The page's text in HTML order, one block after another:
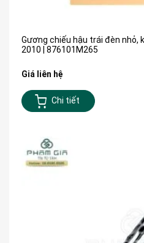
Gương chiếu hậu trái đèn nhỏ,
2010 | 876101M265
Giá liên hệ
Chi tiết